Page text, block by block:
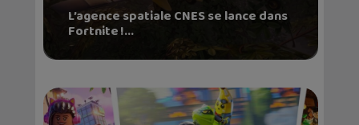
L’agence spatiale CNES se lance dans
Fortnite !...